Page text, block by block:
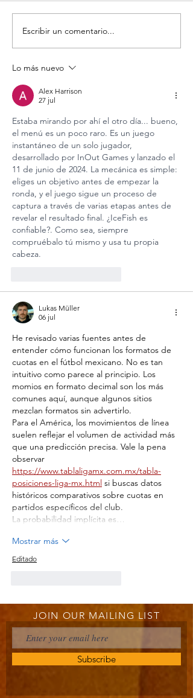
LAS ABEJAS?
Escribir un comentario...
Lo más nuevo
Alex Harrison
27 jul
Estaba mirando por ahí el otro día... bueno,
el menú es un poco raro. Es un juego
instantáneo de un solo jugador,
desarrollado por InOut Games y lanzado el
11 de junio de 2024. La mecánica es simple:
eliges un objetivo antes de empezar la
ronda, y el juego sigue un proceso de
captura a través de varias etapas antes de
revelar el resultado final. ¿IceFish es
confiable?. Como sea, siempre
compruébalo tú mismo y usa tu propia
cabeza.
Lukas Müller
06 jul
He revisado varias fuentes antes de
entender cómo funcionan los formatos de
cuotas en el fútbol mexicano. No es tan
intuitivo como parece al principio. Los
momios en formato decimal son los más
comunes aquí, aunque algunos sitios
mezclan formatos sin advertirlo.
Para el América, los movimientos de línea
suelen reflejar el volumen de actividad más
que una predicción precisa. Vale la pena
observar
https://www.tablaligamx.com.mx/tabla-
posiciones-liga-mx.html si buscas datos
históricos comparativos sobre cuotas en
partidos específicos del club.
La probabilidad implícita es…
Mostrar más
Editado
JOIN OUR MAILING LIST
Subscribe